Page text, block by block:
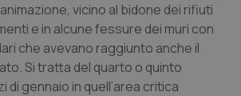
& coronaropatie
vicino al bidone dei rifiuti
e in alcune fessure dei muri con
che avevano raggiunto anche il
Si tratta del quarto o quinto
di gennaio in quell’area critica